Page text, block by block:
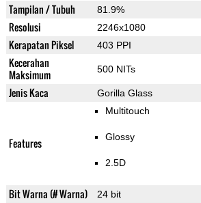
Tampilan / Tubuh 81.9%
Resolusi 2246x1080
Kerapatan Piksel 403 PPI
Kecerahan
Maksimum
500 NITs
Jenis Kaca Gorilla Glass
Features
Multitouch
Glossy
2.5D
Bit Warna (# Warna) 24 bit